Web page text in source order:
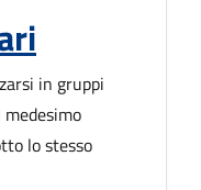
in gruppi
lo stesso